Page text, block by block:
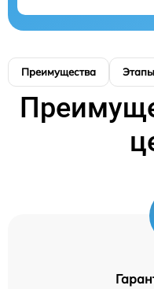
Преимущества